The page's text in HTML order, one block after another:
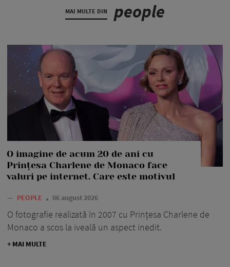
MAI MULTE DIN people
O imagine de acum 20 de ani cu
Prințesa Charlene de Monaco face
valuri pe internet. Care este motivul
— PEOPLE 06 august 2026
O fotografie realizată în 2007 cu Prințesa Charlene de
Monaco a scos la iveală un aspect inedit.
+ MAI MULTE